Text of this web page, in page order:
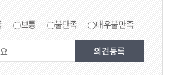
보통 불만족 매우불만족